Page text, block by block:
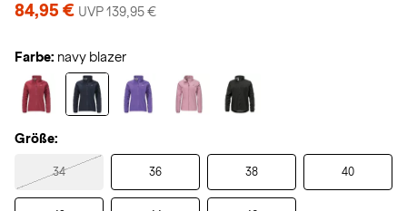
84,95 € UVP 139,95 €
Farbe: navy blazer
Größe:
34 36 38 40